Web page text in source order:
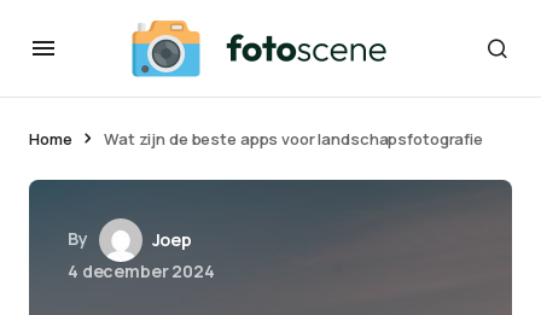
Home Wat zijn de beste apps voor landschapsfotografie
By
Joep
4 december 2024